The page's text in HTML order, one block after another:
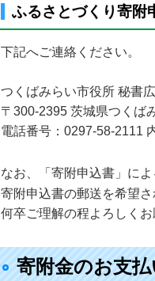
ふるさとづくり寄附
下記へご連絡ください。
つくばみらい市役所 秘書
〒300-2395 茨城県つくば
電話番号：0297-58-2111
なお、「寄附申込書」に
寄附申込書の郵送を希望さ
何卒ご理解の程よろしくお
寄附金のお支